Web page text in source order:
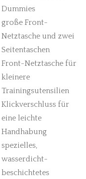
Dummies
große Front-
Netztasche und zwei
Seitentaschen
Front-Netztasche für
kleinere
Trainingsutensilien
Klickverschluss für
eine leichte
Handhabung
spezielles,
wasserdicht-
beschichtetes